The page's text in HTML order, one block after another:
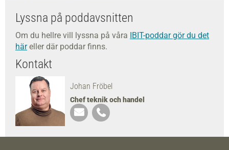
Lyssna på poddavsnitten
Om du hellre vill lyssna på våra IBIT-poddar gör du det
häreller där poddar finns.
Kontakt
Johan Fröbel
Chef teknik och handel